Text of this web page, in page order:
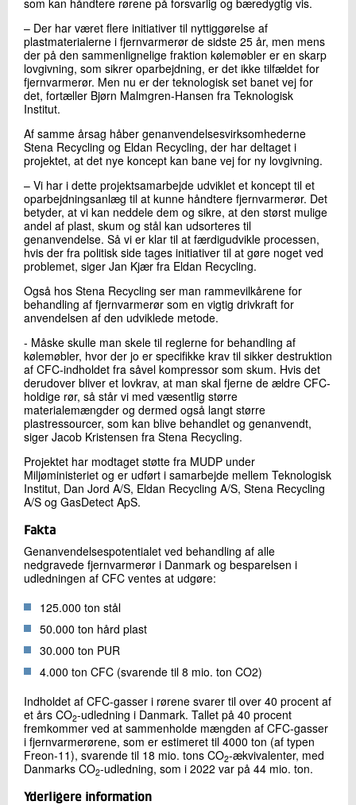
som kan håndtere rørene på forsvarlig og bæredygtig vis.
– Der har været flere initiativer til nyttiggørelse af
plastmaterialerne i fjernvarmerør de sidste 25 år, men mens
der på den sammenlignelige fraktion kølemøbler er en skarp
lovgivning, som sikrer oparbejdning, er det ikke tilfældet for
fjernvarmerør. Men nu er der teknologisk set banet vej for
det, fortæller Bjørn Malmgren-Hansen fra Teknologisk
Institut.
Af samme årsag håber genanvendelsesvirksomhederne
Stena Recycling og Eldan Recycling, der har deltaget i
projektet, at det nye koncept kan bane vej for ny lovgivning.
– Vi har i dette projektsamarbejde udviklet et koncept til et
oparbejdningsanlæg til at kunne håndtere fjernvarmerør. Det
betyder, at vi kan neddele dem og sikre, at den størst mulige
andel af plast, skum og stål kan udsorteres til
genanvendelse. Så vi er klar til at færdigudvikle processen,
hvis der fra politisk side tages initiativer til at gøre noget ved
problemet, siger Jan Kjær fra Eldan Recycling.
Også hos Stena Recycling ser man rammevilkårene for
behandling af fjernvarmerør som en vigtig drivkraft for
anvendelsen af den udviklede metode.
- Måske skulle man skele til reglerne for behandling af
kølemøbler, hvor der jo er specifikke krav til sikker destruktion
af CFC-indholdet fra såvel kompressor som skum. Hvis det
derudover bliver et lovkrav, at man skal fjerne de ældre CFC-
holdige rør, så står vi med væsentlig større
materialemængder og dermed også langt større
plastressourcer, som kan blive behandlet og genanvendt,
siger Jacob Kristensen fra Stena Recycling.
Projektet har modtaget støtte fra MUDP under
Miljøministeriet og er udført i samarbejde mellem Teknologisk
Institut, Dan Jord A/S, Eldan Recycling A/S, Stena Recycling
A/S og GasDetect ApS.
Fakta
Genanvendelsespotentialet ved behandling af alle
nedgravede fjernvarmerør i Danmark og besparelsen i
udledningen af CFC ventes at udgøre:
125.000 ton stål
50.000 ton hård plast
30.000 ton PUR
4.000 ton CFC (svarende til 8 mio. ton CO2)
Indholdet af CFC-gasser i rørene svarer til over 40 procent af
et års CO2-udledning i Danmark. Tallet på 40 procent
fremkommer ved at sammenholde mængden af CFC-gasser
i fjernvarmerørene, som er estimeret til 4000 ton (af typen
Freon-11), svarende til 18 mio. tons CO2-ækvivalenter, med
Danmarks CO2-udledning, som i 2022 var på 44 mio. ton.
Yderligere information